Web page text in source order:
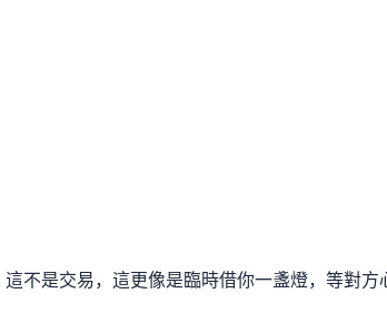
不是交易，這更像是臨時借你一盞燈，等對方